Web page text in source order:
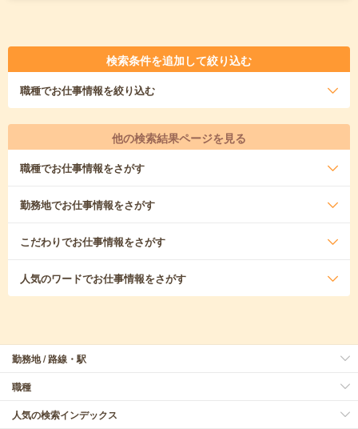
検索条件を追加して絞り込む
職種でお仕事情報を絞り込む
他の検索結果ページを見る
職種でお仕事情報をさがす
勤務地でお仕事情報をさがす
こだわりでお仕事情報をさがす
人気のワードでお仕事情報をさがす
勤務地 / 路線・駅
職種
人気の検索インデックス